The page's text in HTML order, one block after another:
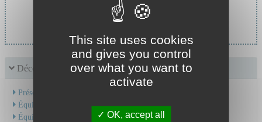
Cheffe de service :
Pr BOTELHO-NEVERS Elisabeth
Découvrir le service
Présentation de l'activité
Équipe Médicale
Équipe Soignante
This site uses cookies
and gives you control
over what you want to
activate
OK, accept all